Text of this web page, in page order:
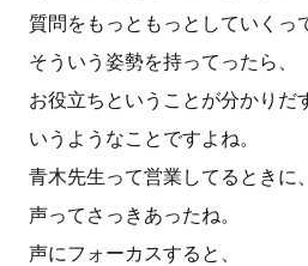
質問をもっともっとしていくっ
そういう姿勢を持ってったら、
お役立ちということが分かりだ
いうようなことですよね。
青木先生って営業してるときに、
声ってさっきあったね。
声にフォーカスすると、